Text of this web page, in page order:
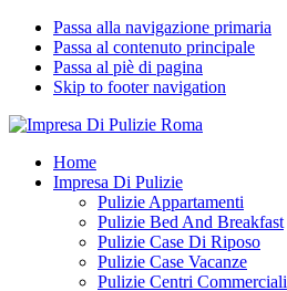
Passa alla navigazione primaria
Passa al contenuto principale
Passa al piè di pagina
Skip to footer navigation
Impresa Di Pulizie Roma
✅ Abitazioni e Attività Commerciali
Home
Impresa Di Pulizie
Pulizie Appartamenti
Pulizie Bed And Breakfast
Pulizie Case Di Riposo
Pulizie Case Vacanze
Pulizie Centri Commerciali